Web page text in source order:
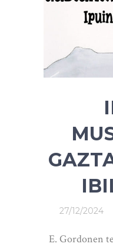
27/12/2024
E. Gordonen